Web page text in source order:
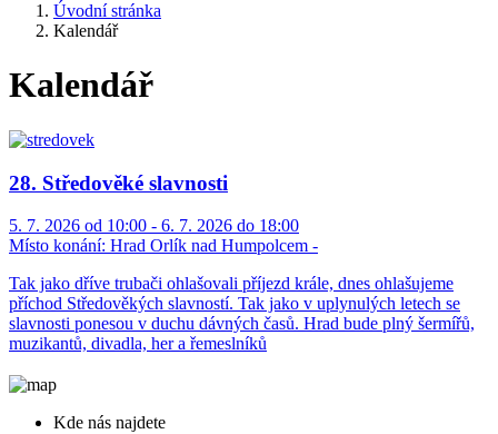
Úvodní stránka
Kalendář
Kalendář
28. Středověké slavnosti
5. 7. 2026 od 10:00 - 6. 7. 2026 do 18:00
Místo konání: Hrad Orlík nad Humpolcem -
Tak jako dříve trubači ohlašovali příjezd krále, dnes ohlašujeme
příchod Středověkých slavností. Tak jako v uplynulých letech se
slavnosti ponesou v duchu dávných časů. Hrad bude plný šermířů,
muzikantů, divadla, her a řemeslníků
Kde nás najdete